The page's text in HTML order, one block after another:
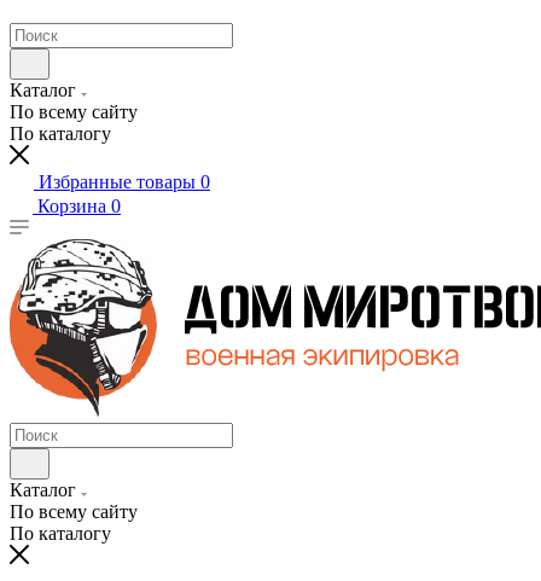
Каталог
По всему сайту
По каталогу
Избранные товары 0
Корзина 0
Каталог
По всему сайту
По каталогу